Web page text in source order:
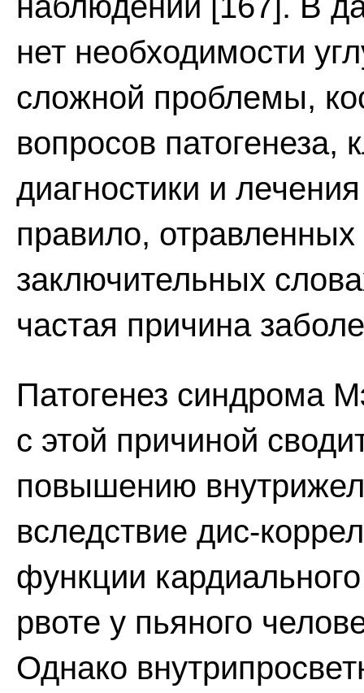
нет необходимости
сложной проблемы,
вопросов патогенеза,
диагностики и
правило,
заключительных
частая причина
Патогенез синдрома
с этой причиной
повышению
вследствие дис-
функции
рвоте у пьяного
Однако